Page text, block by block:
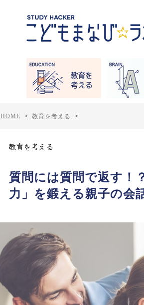
HOME > 教育を考える >
教育を考える
質問には質問で返す！
力」を鍛える親子の会